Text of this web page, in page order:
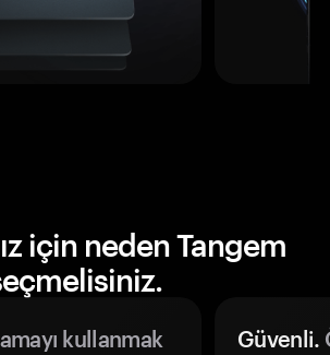
için neden Tangem
kullanmak
Güvenli.